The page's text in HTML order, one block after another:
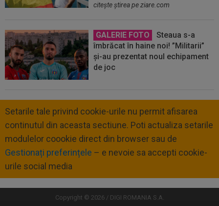
citeşte ştirea pe ziare.com
GALERIE FOTO
Steaua s-a
îmbrăcat în haine noi! ”Militarii”
și-au prezentat noul echipament
de joc
Setarile tale privind cookie-urile nu permit afisarea
continutul din aceasta sectiune. Poti actualiza setarile
modulelor coookie direct din browser sau de
Gestionați preferințele – e nevoie sa accepti cookie-
urile social media
Copyright © 2026 / DIGI ROMANIA S.A.